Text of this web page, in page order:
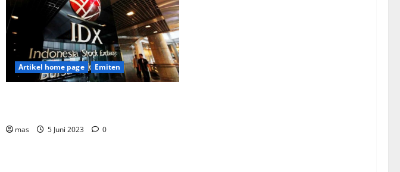
Artikel home page Emiten
mas 5 Juni 2023 0